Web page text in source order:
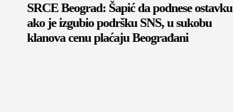
SRCE Beograd: Šapić da podnese ostavku
ako je izgubio podršku SNS, u sukobu
klanova cenu plaćaju Beograđani